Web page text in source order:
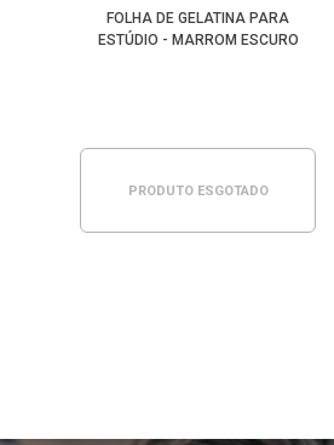
FOLHA DE GELATINA PARA
ESTÚDIO - MARROM ESCURO
PRODUTO ESGOTADO